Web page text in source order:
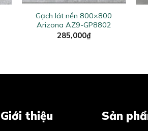
Gạch lát nền 800×800
Arizona AZ9-GP8802
285,000₫
Giới thiệu Sản